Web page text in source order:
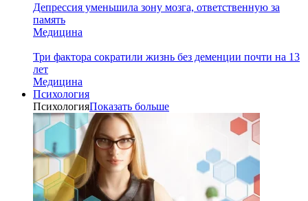
Депрессия уменьшила зону мозга, ответственную за
память
Медицина
Три фактора сократили жизнь без деменции почти на 13
лет
Медицина
Психология
ПсихологияПоказать больше